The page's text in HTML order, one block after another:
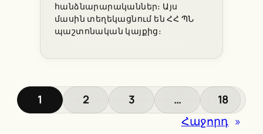
հանձնարարականներ։ Այս
մասին տեղեկացնում են ՀՀ ՊՆ
պաշտոնական կայքից։
1 2 3 …
18
Հաջորդ »